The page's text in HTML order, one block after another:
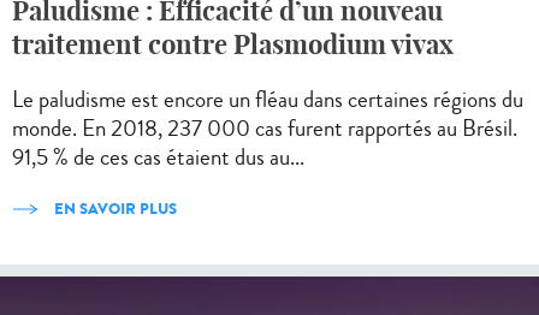
Paludisme : Efficacité d’un nouveau
traitement contre Plasmodium vivax
Le paludisme est encore un fléau dans certaines régions du
monde. En 2018, 237 000 cas furent rapportés au Brésil.
91,5 % de ces cas étaient dus au...
EN SAVOIR PLUS